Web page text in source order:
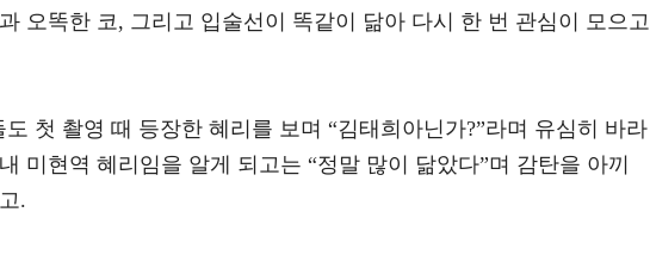
오똑한 코, 그리고 입술선이 똑같이 닮아 다시 한 번 관심이 모으고
도 첫 촬영 때 등장한 혜리를 보며 “김태희아닌가?”라며 유심히 바라
미현역 혜리임을 알게 되고는 “정말 많이 닮았다”며 감탄을 아끼
.